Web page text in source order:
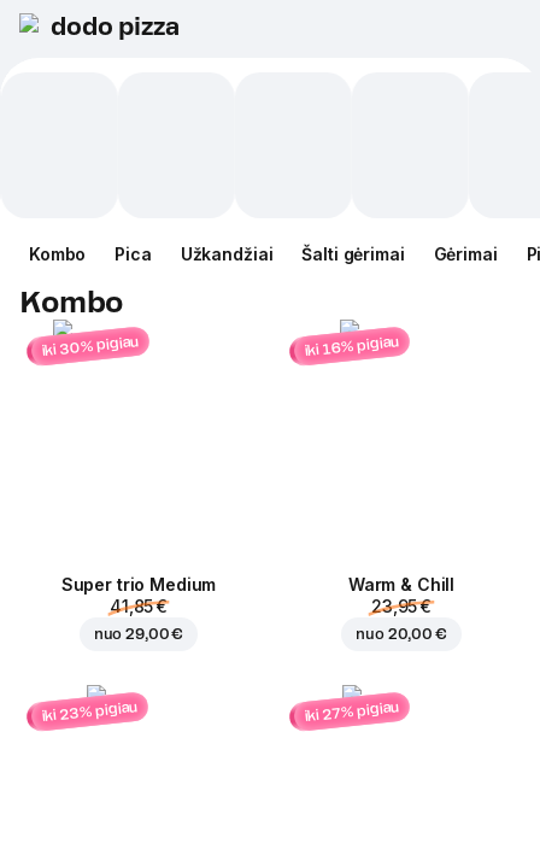
dodo pizza
Kombo Pica Užkandžiai Šalti gėrimai Gėrimai
Kombo
iki 30% pigiau
Super trio Medium
41,85 €
nuo29,00 €
iki 16% pigiau
Warm & Chill
23,95 €
nuo 20,00 €
iki 23% pigiau iki 27% pigiau